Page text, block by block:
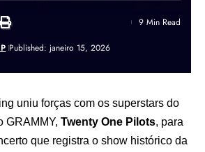
Published: janeiro 15, 2026
9 Min Read
uniu forças com os superstars do
GRAMMY, Twenty One Pilots, para
que registra o show histórico da